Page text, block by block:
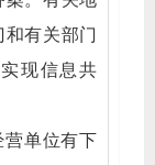
有关部门
现信息共
单位有下